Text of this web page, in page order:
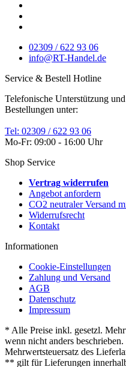
02309 / 622 93 06
info@RT-Handel.de
Service & Bestell Hotline
Telefonische Unterstützung
Bestellungen unter:
Tel: 02309 / 622 93 06
Mo-Fr: 09:00 - 16:00 Uhr
Shop Service
Vertrag widerrufen
Angebot anfordern
CO2 neutraler Versand
Widerrufsrecht
Kontakt
Informationen
Cookie-Einstellungen
Zahlung und Versand
AGB
Datenschutz
Impressum
* Alle Preise inkl. gesetzl.
wenn nicht anders
Mehrwertsteuersatz des
** gilt für Lieferungen